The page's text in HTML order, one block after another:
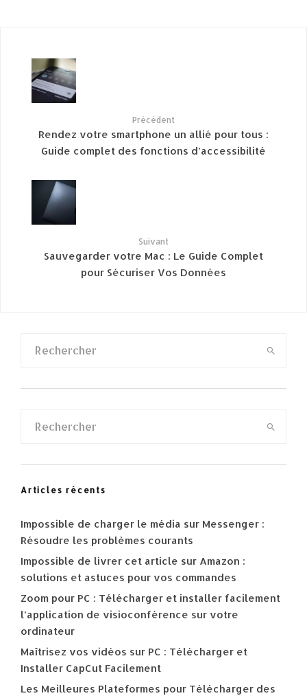
Précédent
Rendez votre smartphone un allié pour tous :
Guide complet des fonctions d’accessibilité
Suivant
Sauvegarder votre Mac : Le Guide Complet
pour Sécuriser Vos Données
Articles récents
Impossible de charger le média sur Messenger :
Résoudre les problèmes courants
Impossible de livrer cet article sur Amazon :
solutions et astuces pour vos commandes
Zoom pour PC : Télécharger et installer facilement
l’application de visioconférence sur votre
ordinateur
Maîtrisez vos vidéos sur PC : Télécharger et
Installer CapCut Facilement
Les Meilleures Plateformes pour Télécharger des